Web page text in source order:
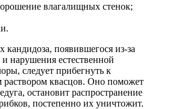
влагалищных стенок;
появившегося из-за
нарушения естественной
следует прибегнуть к
квасцов. Оно поможет
остановит распространение
постепенно их уничтожит.